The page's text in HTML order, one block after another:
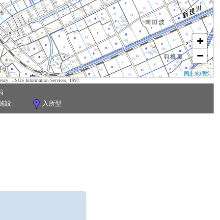
+
−
国土地理院
USGS Information Services, 1997.
設
入所型